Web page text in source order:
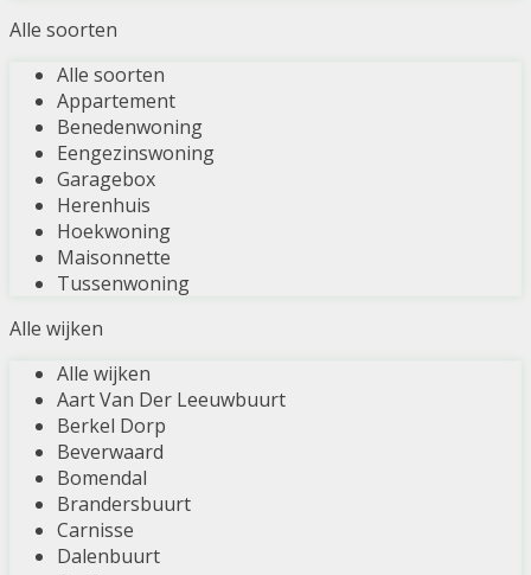
Alle soorten
Alle soorten
Appartement
Benedenwoning
Eengezinswoning
Garagebox
Herenhuis
Hoekwoning
Maisonnette
Tussenwoning
Alle wijken
Alle wijken
Aart Van Der Leeuwbuurt
Berkel Dorp
Beverwaard
Bomendal
Brandersbuurt
Carnisse
Dalenbuurt